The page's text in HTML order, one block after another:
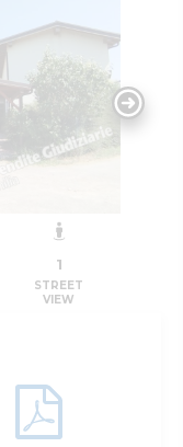
1
STREET
VIEW